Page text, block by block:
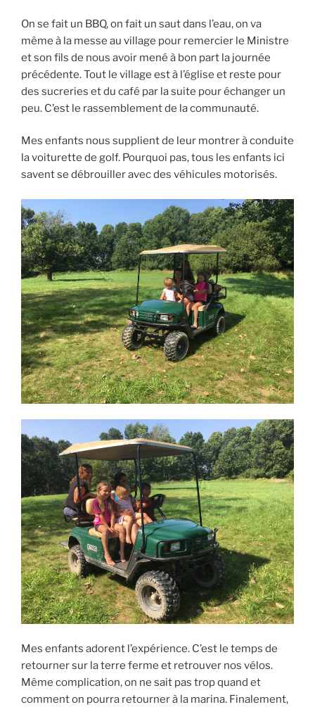
On se fait un BBQ, on fait un saut dans l’eau, on va
même à la messe au village pour remercier le Ministre
et son fils de nous avoir mené à bon part la journée
précédente. Tout le village est à l’église et reste pour
des sucreries et du café par la suite pour échanger un
peu. C’est le rassemblement de la communauté.
Mes enfants nous supplient de leur montrer à conduite
la voiturette de golf. Pourquoi pas, tous les enfants ici
savent se débrouiller avec des véhicules motorisés.
Mes enfants adorent l’expérience. C’est le temps de
retourner sur la terre ferme et retrouver nos vélos.
Même complication, on ne sait pas trop quand et
comment on pourra retourner à la marina. Finalement,